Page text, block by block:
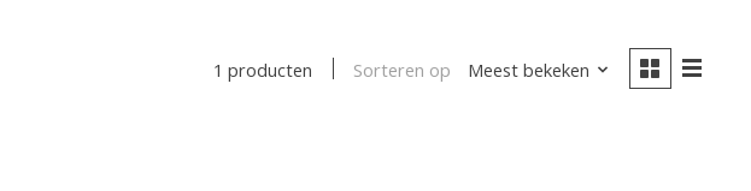
1 producten Sorteren op Meest bekeken